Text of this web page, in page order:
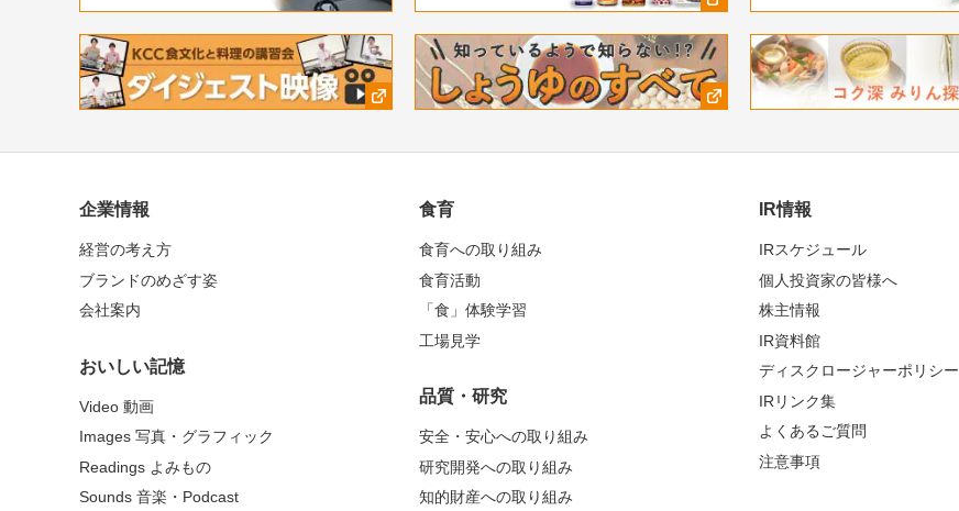
企業情報
経営の考え方
ブランドのめざす姿
会社案内
おいしい記憶
Video 動画
Images 写真・グラフィック
Readings よみもの
Sounds 音楽・Podcast
食育
食育への取り組み
食育活動
「食」体験学習
工場見学
品質・研究
安全・安心への取り組み
研究開発への取り組み
知的財産への取り組み
IR情報
IRスケジュール
個人投資家の皆様へ
株主情報
IR資料館
ディスクロージャーポリシー
IRリンク集
よくあるご質問
注意事項